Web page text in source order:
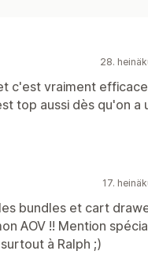
28.
c'est vraiment
top aussi dès qu'on a
17.
bundles et cart
AOV !! Mention
à Ralph ;)